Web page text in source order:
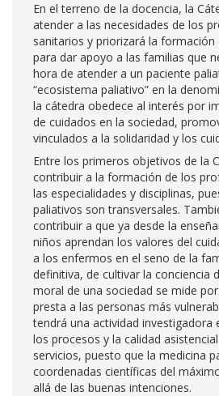
En el terreno de la docencia, la
atender a las necesidades de los
sanitarios y priorizará la formación
para dar apoyo a las familias que
hora de atender a un paciente
“ecosistema paliativo” en la
la cátedra obedece al interés por
de cuidados en la sociedad,
vinculados a la solidaridad y los
Entre los primeros objetivos de la
contribuir a la formación de los
las especialidades y disciplinas,
paliativos son transversales.
contribuir a que ya desde la
niños aprendan los valores del
a los enfermos en el seno de la
definitiva, de cultivar la conciencia
moral de una sociedad se mide
presta a las personas más
tendrá una actividad investigadora
los procesos y la calidad
servicios, puesto que la medicina
coordenadas científicas del
allá de las buenas intenciones.